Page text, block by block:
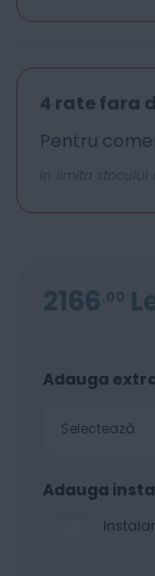
4 rate fara
Pentru
In limita stocului
2166 00
Adauga
Selectează
Adauga